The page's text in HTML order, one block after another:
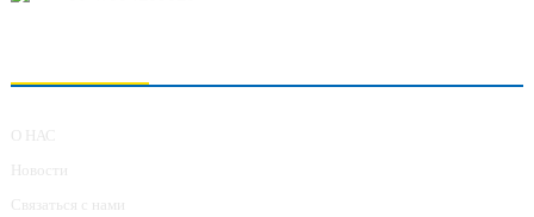
О НАС
Новости
Связаться с нами